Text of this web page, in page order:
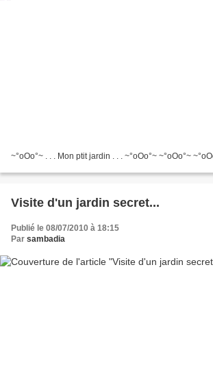
~°oOo°~ . . . Mon ptit jardin . . . ~°oOo°~ ~°oOo°~
Visite d'un jardin secret...
Publié le 08/07/2010 à 18:15
Par sambadia